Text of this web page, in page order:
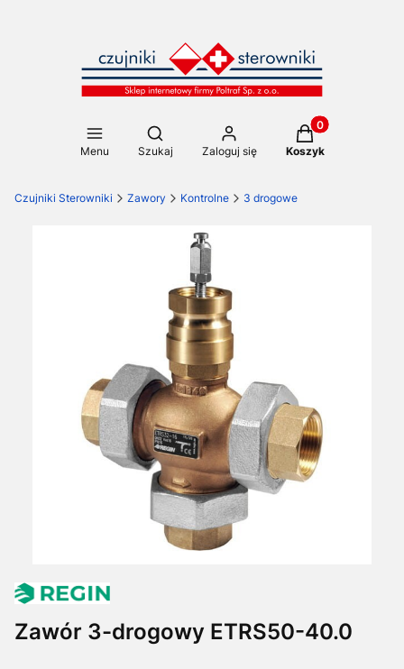
Menu
Otwórz wyszukiwarkę
Szukaj Zaloguj się
Produkty w
Koszyk
Czujniki Sterowniki Zawory Kontrolne 3 drogowe
Zawór 3-drogowy ETRS50-40.0